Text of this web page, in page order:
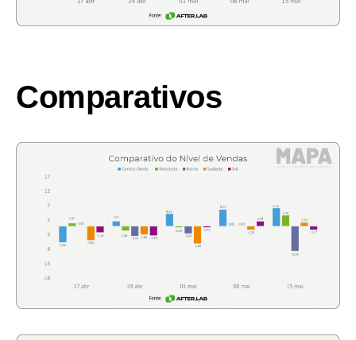
Comparativos